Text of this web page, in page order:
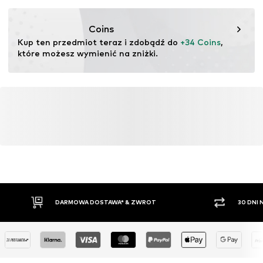
Ten produkt zawiera materiały organiczne, których
ekosystemów poprzez rolnictwo ekologiczne poprzez
rezygnację z modyfikacji genetycznych oraz ograniczenie
zużycia wody i nawozów chemicznych.
Coins
Kup ten przedmiot teraz i zdobądź do +34 Coins,
które możesz wymienić na zniżki.
DARMOWA DOSTAWA* & ZWROT 30 DNI